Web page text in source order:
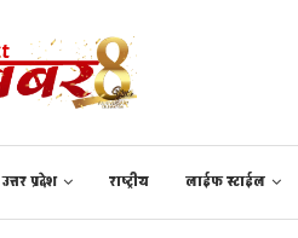
उत्तर प्रदेश राष्ट्रीय लाईफ स्टाईल